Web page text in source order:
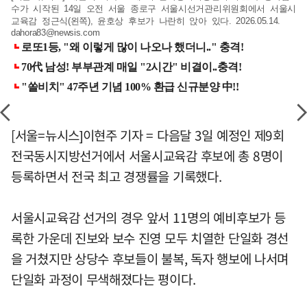
수가 시작된 14일 오전 서울 종로구 서울시선거관리위원회에서 서울시
교육감 정근식(왼쪽), 윤호상 후보가 나란히 앉아 있다. 2026.05.14.
dahora83@newsis.com
[서울=뉴시스]이현주 기자 = 다음달 3일 예정인 제9회
전국동시지방선거에서 서울시교육감 후보에 총 8명이
등록하면서 전국 최고 경쟁률을 기록했다.
서울시교육감 선거의 경우 앞서 11명의 예비후보가 등
록한 가운데 진보와 보수 진영 모두 치열한 단일화 경선
을 거쳤지만 상당수 후보들이 불복, 독자 행보에 나서며
단일화 과정이 무색해졌다는 평이다.